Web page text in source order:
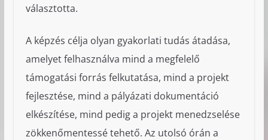
választotta.
A képzés célja olyan gyakorlati tudás átadása,
amelyet felhasználva mind a megfelelő
támogatási forrás felkutatása, mind a projekt
fejlesztése, mind a pályázati dokumentáció
elkészítése, mind pedig a projekt menedzselése
zökkenőmentessé tehető. Az utolsó órán a